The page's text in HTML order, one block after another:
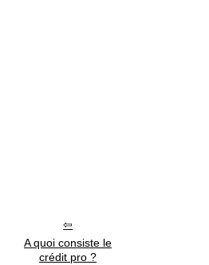
A quoi consiste le
crédit pro ?